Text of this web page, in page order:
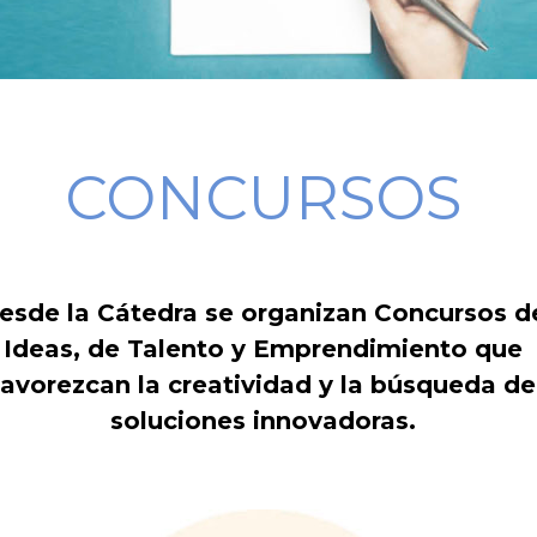
CONCURSOS
la Cátedra se organizan Concursos
Ideas, de Talento y Emprendimiento que
la creatividad y la búsqueda de
soluciones innovadoras.